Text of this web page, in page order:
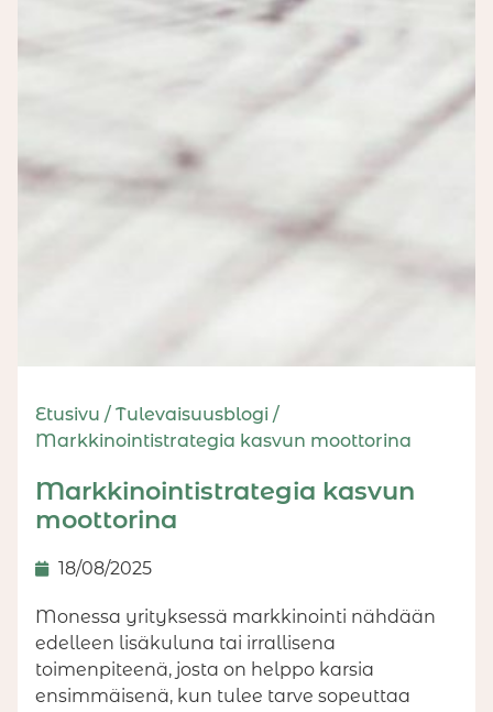
Etusivu / Tulevaisuusblogi /
Markkinointistrategia kasvun moottorina
Markkinointistrategia kasvun
moottorina
18/08/2025
Monessa yrityksessä markkinointi nähdään
edelleen lisäkuluna tai irrallisena
toimenpiteenä, josta on helppo karsia
ensimmäisenä, kun tulee tarve sopeuttaa